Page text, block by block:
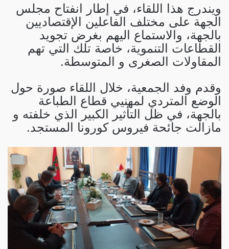
ويندرج هذا اللقاء، في إطار انفتاح مجلس
الجهة على مختلف الفاعلين الإقتصاديين
بالجهة، والاستماع اليهم بغرض تجويد
القطاعات التنموية، خاصة تلك التي تهم
المقاولات الصغرى و المتوسطة.
وقدم وفد الجمعية، خلال اللقاء صورة حول
الوضع المتردي لمهنيي قطاع الطباعة
بالجهة، في ظل التأثير الكبير الذي خلفته و
مازالت جائحة فيروس كورونا المستجد.